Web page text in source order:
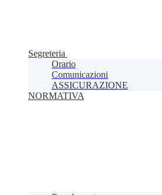
Segreteria
Orario
Comunicazioni
ASSICURAZIONE
NORMATIVA